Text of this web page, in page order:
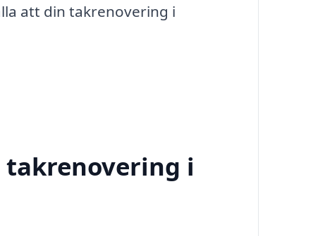
att din takrenovering i
i